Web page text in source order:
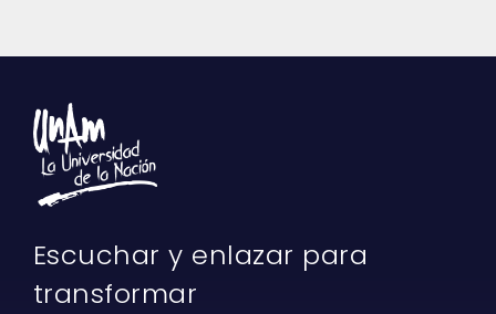
Escuchar y enlazar para
transformar